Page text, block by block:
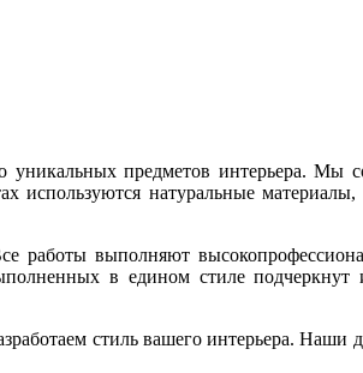
уникальных предметов интерьера. Мы
используются натуральные материалы,
работы выполняют
в едином стиле подчеркнут
стиль вашего интерьера. Наши